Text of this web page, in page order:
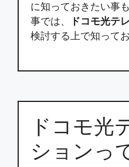
に知っておきたい事
事では、
ドコモ光テ
検討する上で知って
ドコモ光
ションっ